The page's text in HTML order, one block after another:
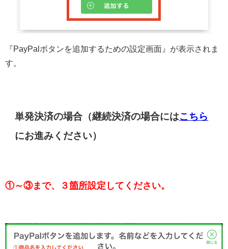
『PayPalボタンを追加するための設定画面』が表示されま
す。
単発決済の場合（継続決済の場合にはこちら
にお進みください）
①～③まで、３箇所設定してください。